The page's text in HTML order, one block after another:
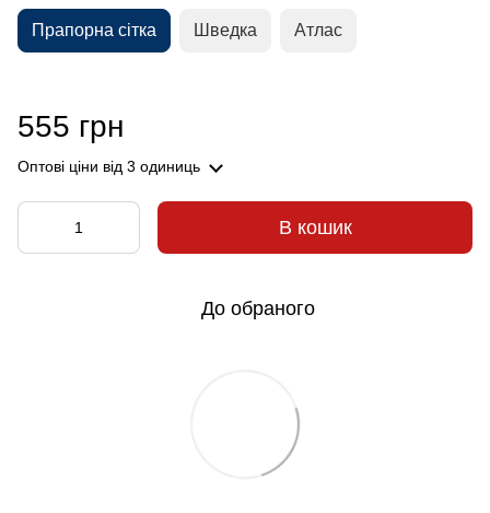
Прапорна сітка Шведка Атлас
555 грн
Оптові ціни від 3 одиниць
В кошик
До обраного